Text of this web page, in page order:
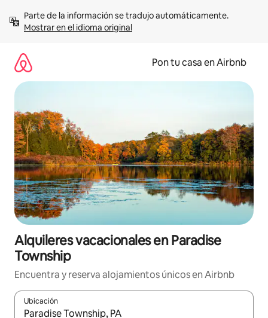
contenidoMostrar en el idioma original
Pon tu casa en Airbnb
Alquileres vacacionales en Paradise
Township
Encuentra y reserva alojamientos únicos en Airbnb
Ubicación
Cuando los resultados estén disponibles, navega con las